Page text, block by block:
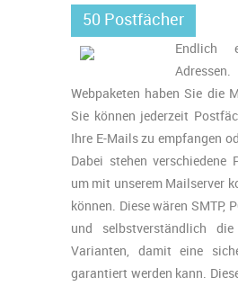
50 Postfächer
Endlich
Webpaketen haben Sie die
Sie können jederzeit
Ihre E-Mails zu empfangen
Dabei stehen verschiedene
um mit unserem Mailserver
können. Diese wären SMTP,
und selbstverständlich die
Varianten, damit eine
garantiert werden kann.